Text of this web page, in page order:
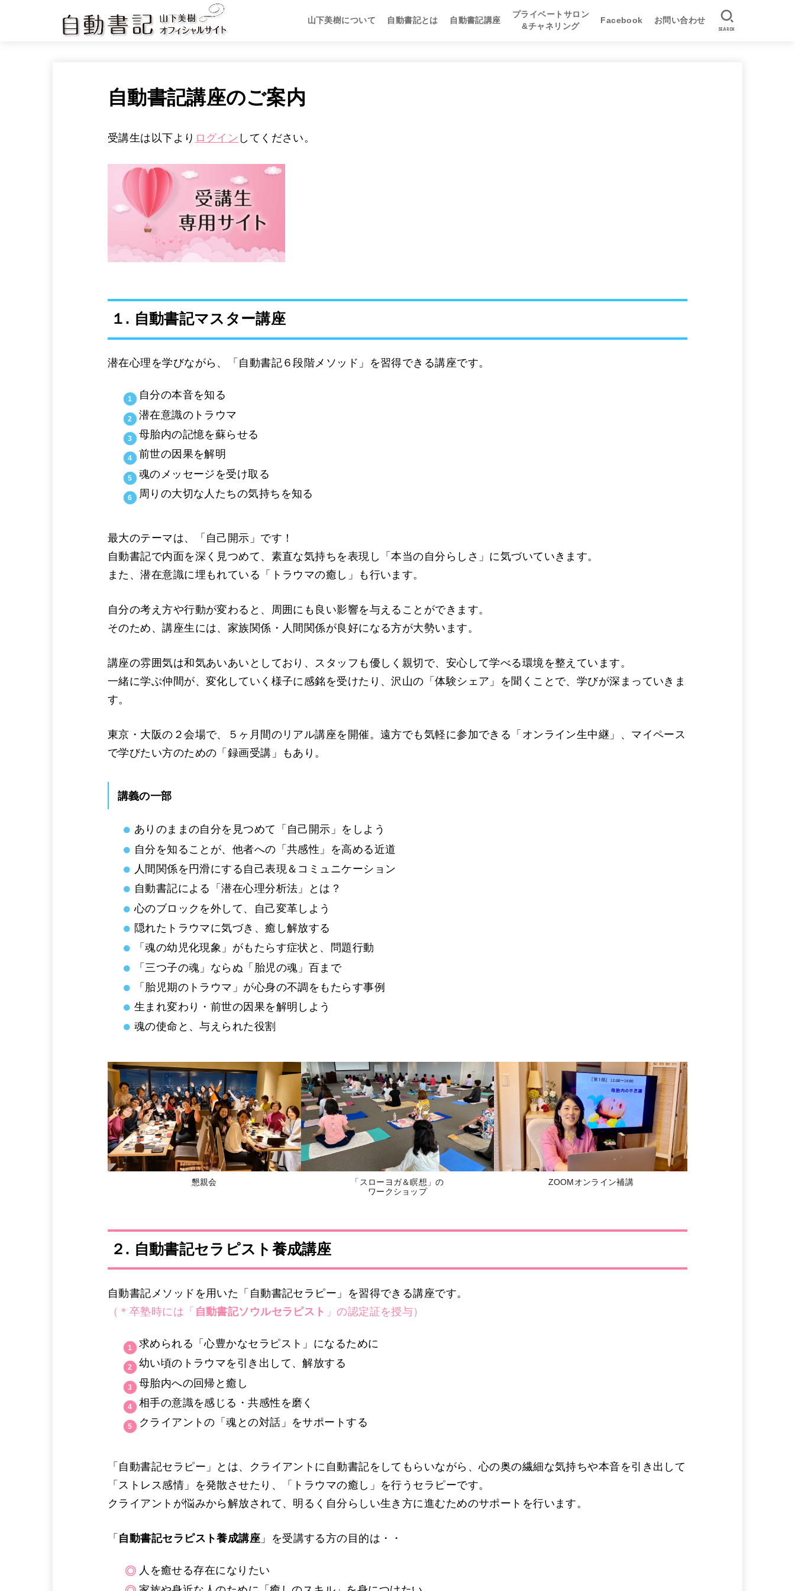
山下美樹について 自動書記とは 自動書記講座
プライベートサロン
&チャネリング
Facebook お問い合わせ
SEARCH
自動書記講座のご案内
受講生は以下より ログイン してください。
１. 自動書記マスター講座
潜在心理を学びながら、「自動書記６段階メソッド」を習得できる講座です。
自分の本音を知る
潜在意識のトラウマ
母胎内の記憶を蘇らせる
前世の因果を解明
魂のメッセージを受け取る
周りの大切な人たちの気持ちを知る
最大のテーマは、「自己開示」です！
自動書記で内面を深く見つめて、素直な気持ちを表現し「本当の自分らしさ」に気づいていきます。
また、潜在意識に埋もれている「トラウマの癒し」も行います。
自分の考え方や行動が変わると、周囲にも良い影響を与えることができます。
そのため、講座生には、家族関係・人間関係が良好になる方が大勢います。
講座の雰囲気は和気あいあいとしており、スタッフも優しく親切で、安心して学べる環境を整えています。
一緒に学ぶ仲間が、変化していく様子に感銘を受けたり、沢山の「体験シェア」を聞くことで、学びが深まっていきま
す。
東京・大阪の２会場で、５ヶ月間のリアル講座を開催。遠方でも気軽に参加できる「オンライン生中継」、マイペース
で学びたい方のための「録画受講」もあり。
講義の一部
ありのままの自分を見つめて「自己開示」をしよう
自分を知ることが、他者への「共感性」を高める近道
人間関係を円滑にする自己表現＆コミュニケーション
自動書記による「潜在心理分析法」とは？
心のブロックを外して、自己変革しよう
隠れたトラウマに気づき、癒し解放する
「魂の幼児化現象」がもたらす症状と、問題行動
「三つ子の魂」ならぬ「胎児の魂」百まで
「胎児期のトラウマ」が心身の不調をもたらす事例
生まれ変わり・前世の因果を解明しよう
魂の使命と、与えられた役割
懇親会
「スローヨガ＆瞑想」の
ワークショップ
ZOOMオンライン補講
２. 自動書記セラピスト養成講座
自動書記メソッドを用いた「自動書記セラピー」を習得できる講座です。
（＊卒塾時には「 自動書記ソウルセラピスト 」の認定証を授与）
求められる「心豊かなセラピスト」になるために
幼い頃のトラウマを引き出して、解放する
母胎内への回帰と癒し
相手の意識を感じる・共感性を磨く
クライアントの「魂との対話」をサポートする
「自動書記セラピー」とは、クライアントに自動書記をしてもらいながら、心の奥の繊細な気持ちや本音を引き出して
「ストレス感情」を発散させたり、「トラウマの癒し」を行うセラピーです。
クライアントが悩みから解放されて、明るく自分らしい生き方に進むためのサポートを行います。
「 自動書記セラピスト養成講座 」を受講する方の目的は・・
人を癒せる存在になりたい